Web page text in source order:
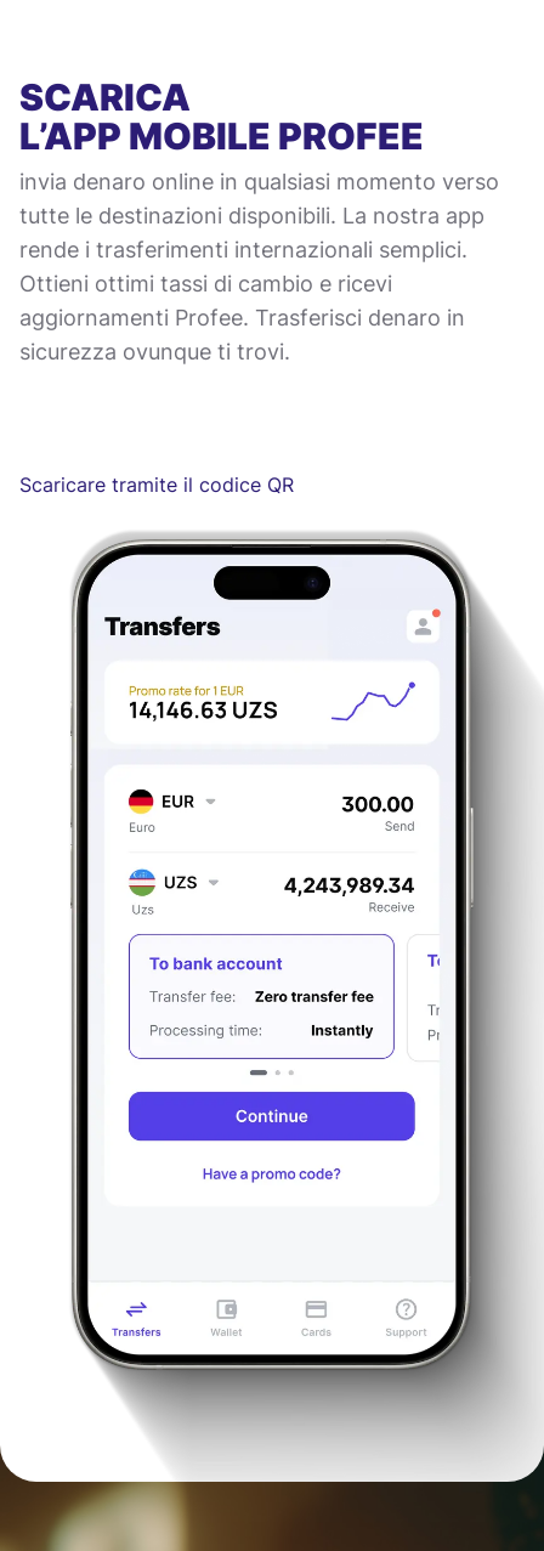
SCARICA
L’APP MOBILE PROFEE
invia denaro online in qualsiasi momento verso
tutte le destinazioni disponibili. La nostra app
rende i trasferimenti internazionali semplici.
Ottieni ottimi tassi di cambio e ricevi
aggiornamenti Profee. Trasferisci denaro in
sicurezza ovunque ti trovi.
Scaricare tramite il codice QR